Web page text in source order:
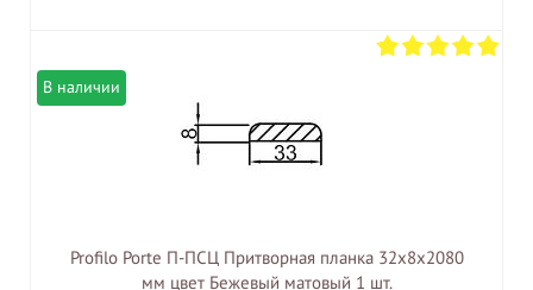
В наличии
Profilo Porte П-ПСЦ Притворная планка 32х8х2080
мм цвет Бежевый матовый 1 шт.